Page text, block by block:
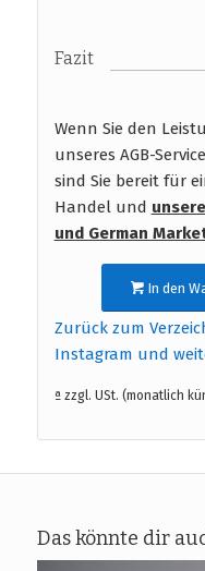
Fazit
Wenn Sie den
unseres AGB-
sind Sie bereit für
Handel und
und German
In den
Zurück zum
Instagram und
ª zzgl. USt. (monatlich
Das könnte dir